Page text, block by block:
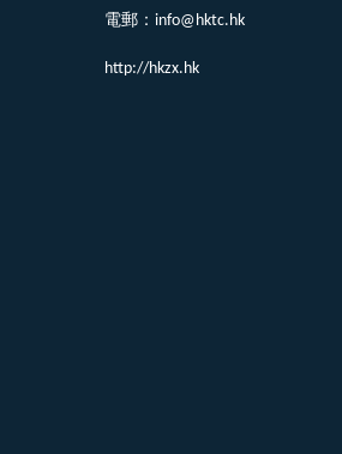
電郵：info@hktc.hk
http://hkzx.hk